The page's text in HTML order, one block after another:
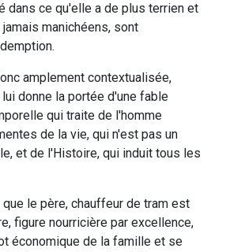
dans ce qu'elle a de plus terrien et
manichéens, sont
amplement contextualisée,
donne la portée d'une fable
qui traite de l'homme
de la vie, qui n'est pas un
et de l'Histoire, qui induit tous les
le père, chauffeur de tram est
figure nourricière par excellence,
économique de la famille et se